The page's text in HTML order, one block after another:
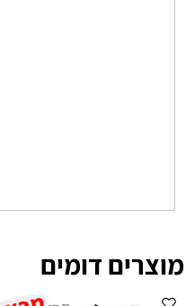
מוצרים דומים